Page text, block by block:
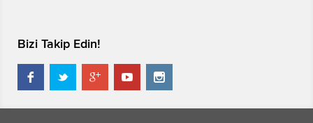
Bizi Takip Edin!
    